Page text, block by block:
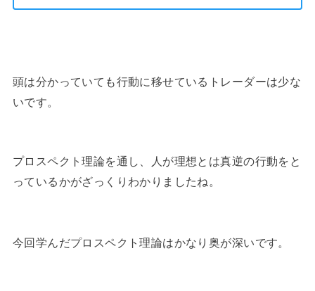
頭は分かっていても行動に移せているトレーダーは少な
いです。
プロスペクト理論を通し、人が理想とは真逆の行動をと
っているかがざっくりわかりましたね。
今回学んだプロスペクト理論はかなり奥が深いです。